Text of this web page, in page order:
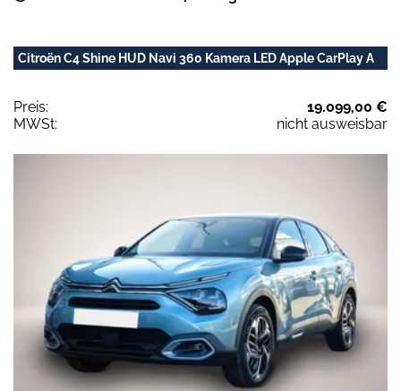
Citroën C4 Shine HUD Navi 360 Kamera LED Apple CarPlay A
Preis:
19.099,00 €
MWSt:
nicht ausweisbar